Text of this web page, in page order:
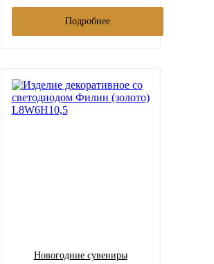
Подробнее
Новогодние сувениры